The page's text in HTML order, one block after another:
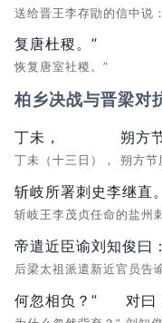
送给晋王李存勖的信中说
复唐杜稷。”
恢复唐室社稷。”
柏乡决战与晋梁对
丁未，
丁未（十三日），
朔方
朔方节
斩岐所署刺史李继直。
斩岐王李茂贞任命的盐州
帝遣近臣谕刘知俊曰：
后梁太祖派遣新近官员告
何忽相负？” 对曰